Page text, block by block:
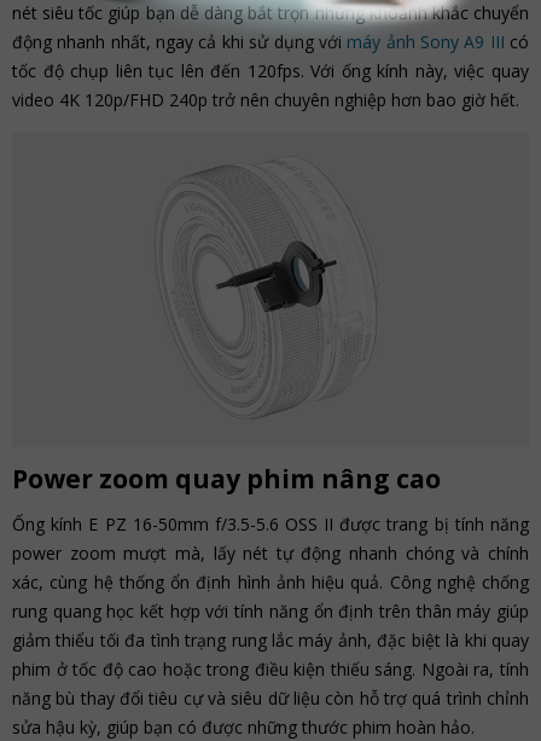
nét siêu tốc giúp bạn dễ dàng bắt trọn những khoảnh khắc chuyển
động nhanh nhất, ngay cả khi sử dụng với máy ảnh Sony A9 III có
tốc độ chụp liên tục lên đến 120fps. Với ống kính này, việc quay
video 4K 120p/FHD 240p trở nên chuyên nghiệp hơn bao giờ hết.
Power zoom quay phim nâng cao
Ống kính E PZ 16-50mm f/3.5-5.6 OSS II được trang bị tính năng
power zoom mượt mà, lấy nét tự động nhanh chóng và chính
xác, cùng hệ thống ổn định hình ảnh hiệu quả. Công nghệ chống
rung quang học kết hợp với tính năng ổn định trên thân máy giúp
giảm thiểu tối đa tình trạng rung lắc máy ảnh, đặc biệt là khi quay
phim ở tốc độ cao hoặc trong điều kiện thiếu sáng. Ngoài ra, tính
năng bù thay đổi tiêu cự và siêu dữ liệu còn hỗ trợ quá trình chỉnh
sửa hậu kỳ, giúp bạn có được những thước phim hoàn hảo.